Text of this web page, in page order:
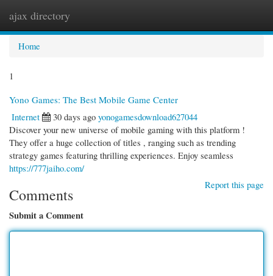
ajax directory
Home
1
Yono Games: The Best Mobile Game Center
Internet
30 days ago yonogamesdownload627044
Discover your new universe of mobile gaming with this platform !
They offer a huge collection of titles , ranging such as trending
strategy games featuring thrilling experiences. Enjoy seamless
https://777jaiho.com/
Report this page
Comments
Submit a Comment